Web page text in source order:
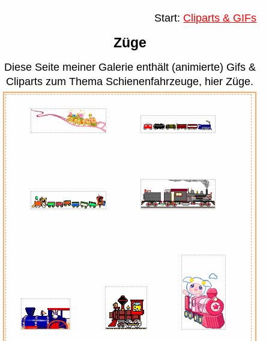
Start: Cliparts & GIFs
Züge
Diese Seite meiner Galerie enthält (animierte) Gifs &
Cliparts zum Thema Schienenfahrzeuge, hier Züge.